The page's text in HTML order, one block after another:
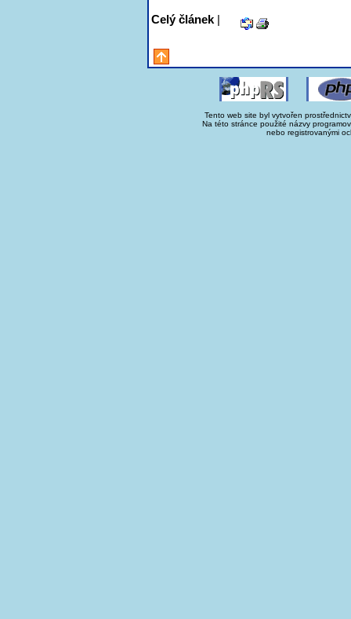
Celý článek |
Tento web site byl vytvořen
Na této stránce použité názvy
nebo registrovanými